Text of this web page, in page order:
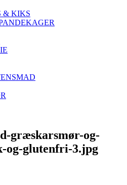
& KIKS
græskarsmør-og-
og-glutenfri-3.jpg